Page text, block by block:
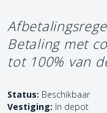
Betaling met
tot 100% van
Status: Beschikbaar
Vestiging: In depot